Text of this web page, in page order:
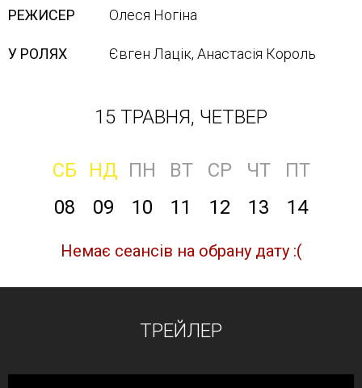
РЕЖИСЕР Олеся Ногіна
У РОЛЯХ Євген Лацік, Анастасія Король
15 ТРАВНЯ, ЧЕТВЕР
СБ НД ПН ВТ СР ЧТ
ПТ
08
09 10 11 12 13 14
Немає сеансів на обрану дату :(
ТРЕЙЛЕР